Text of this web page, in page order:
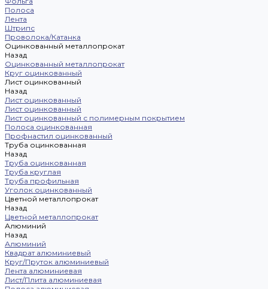
Полоса
Лента
Штрипс
Проволока/Катанка
Оцинкованный металлопрокат
Назад
Оцинкованный металлопрокат
Круг оцинкованный
Лист оцинкованный
Назад
Лист оцинкованный
Лист оцинкованный
Лист оцинкованный с полимерным покрытием
Полоса оцинкованная
Профнастил оцинкованный
Труба оцинкованная
Назад
Труба оцинкованная
Труба круглая
Труба профильная
Уголок оцинкованный
Цветной металлопрокат
Назад
Цветной металлопрокат
Алюминий
Назад
Алюминий
Квадрат алюминиевый
Круг/Пруток алюминиевый
Лента алюминиевая
Лист/Плита алюминиевая